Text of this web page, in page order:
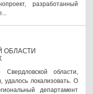
разработанный
ОБЛАСТИ
области,
удалось локализовать. О
департамент